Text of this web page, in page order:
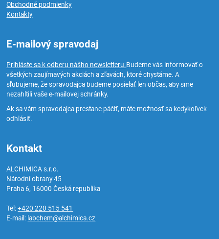
Obchodné podmienky
Kontakty
E-mailový spravodaj
Prihláste sa k odberu nášho newsletteru.Budeme vás informovať o
všetkých zaujímavých akciách a zľavách, ktoré chystáme. A
sľubujeme, že spravodajca budeme posielať len občas, aby sme
nezahltili vaše e-mailovej schránky.
Ak sa vám spravodajca prestane páčiť, máte možnosť sa kedykoľvek
odhlásiť.
Kontakt
ALCHIMICA s.r.o.
Národní obrany 45
Praha 6, 16000Česká republika
Tel:+420 220 515 541
E-mail: labchem@alchimica.cz